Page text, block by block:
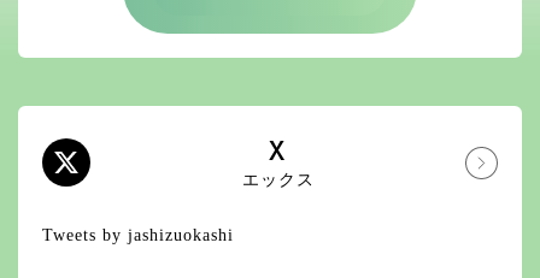
X
エックス
Tweets by jashizuokashi